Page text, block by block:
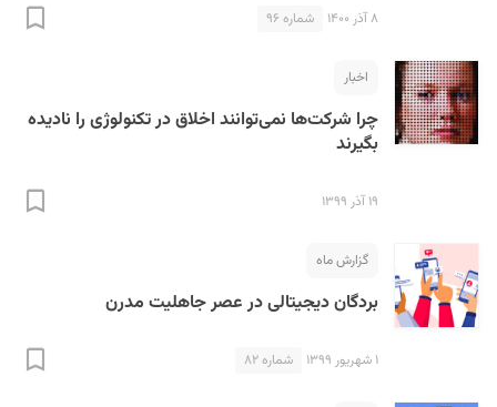
۸ آذر ۱۴۰۰ شماره ۹۶
اخبار
چرا شرکت‌ها نمی‌توانند اخلاق در تکنولوژی را نادیده
بگیرند
۱۹ آذر ۱۳۹۹
گزارش ماه
بردگان دیجیتالی در عصر جاهلیت مدرن
۱ شهریور ۱۳۹۹ شماره ۸۲